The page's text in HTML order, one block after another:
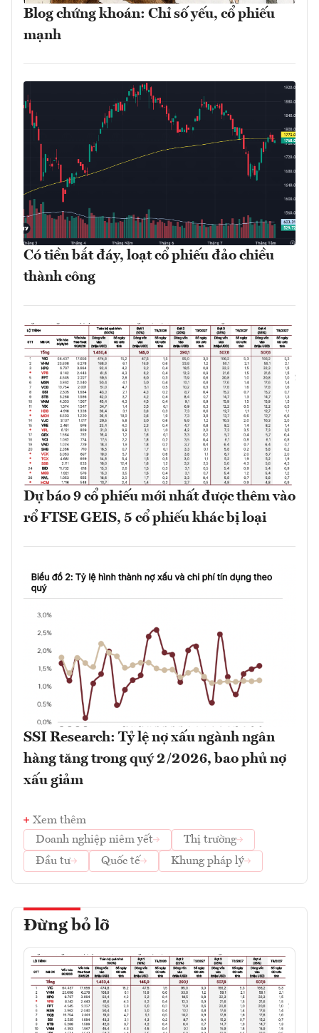
Blog chứng khoán: Chỉ số yếu, cổ phiếu
mạnh
Có tiền bắt đáy, loạt cổ phiếu đảo chiều
thành công
Dự báo 9 cổ phiếu mới nhất được thêm vào
rổ FTSE GEIS, 5 cổ phiếu khác bị loại
SSI Research: Tỷ lệ nợ xấu ngành ngân
hàng tăng trong quý 2/2026, bao phủ nợ
xấu giảm
Xem thêm
Doanh nghiệp niêm yết
Thị trường
Đầu tư
Quốc tế Khung pháp lý
Đừng bỏ lỡ